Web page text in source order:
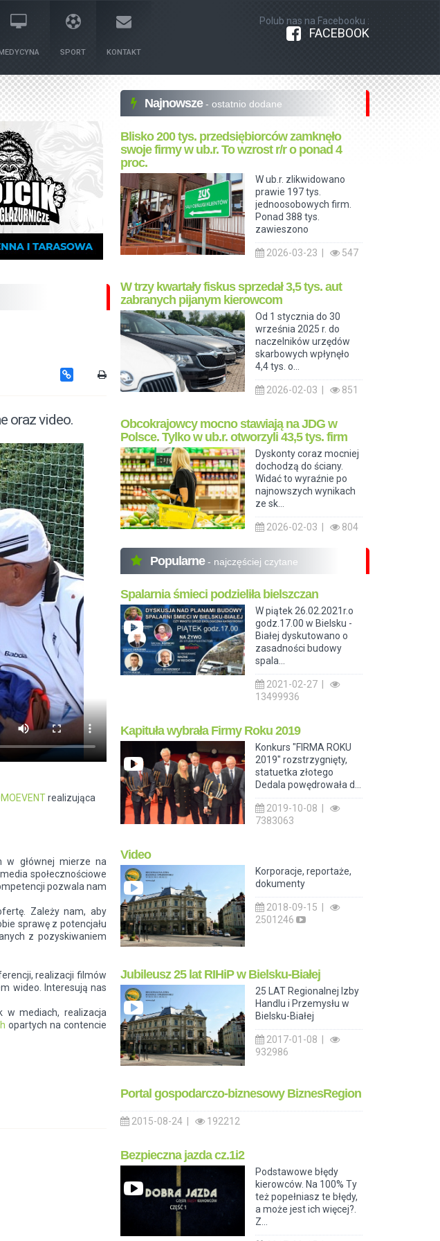
SPORT KONTAKT
Polub nas na Facebooku :
FACEBOOK
oraz video.
realizująca
w głównej mierze na
społecznościowe
pozwala nam
Zależy nam, aby
sprawę z potencjału
z pozyskiwaniem
realizacji filmów
wideo. Interesują nas
w mediach, realizacja
opartych na contencie
Najnowsze - ostatnio dodane
Blisko 200 tys. przedsiębiorców zamknęło
swoje firmy w ub.r. To wzrost r/r o ponad 4
proc.
W ub.r. zlikwidowano
prawie 197 tys.
jednoosobowych firm.
Ponad 388 tys.
zawieszono
2026-03-23 | 547
W trzy kwartały fiskus sprzedał 3,5 tys. aut
zabranych pijanym kierowcom
Od 1 stycznia do 30
września 2025 r. do
naczelników urzędów
skarbowych wpłynęło
4,4 tys. o...
2026-02-03 | 851
Obcokrajowcy mocno stawiają na JDG w
Polsce. Tylko w ub.r. otworzyli 43,5 tys. firm
Dyskonty coraz mocniej
dochodzą do ściany.
Widać to wyraźnie po
najnowszych wynikach
ze sk...
2026-02-03 | 804
Popularne - najczęściej czytane
Spalarnia śmieci podzieliła bielszczan
W piątek 26.02.2021r.o
godz.17.00 w Bielsku -
Białej dyskutowano o
zasadności budowy
spala...
2021-02-27 |
13499936
Kapituła wybrała Firmy Roku 2019
Konkurs "FIRMA ROKU
2019" rozstrzygnięty,
statuetka złotego
Dedala powędrowała d...
2019-10-08 |
7383063
Video
Korporacje, reportaże,
dokumenty
2018-09-15 |
2501246
Jubileusz 25 lat RIHiP w Bielsku-Białej
25 LAT Regionalnej Izby
Handlu i Przemysłu w
Bielsku-Białej
2017-01-08 |
932986
Portal gospodarczo-biznesowy BiznesRegion
2015-08-24 | 192212
Bezpieczna jazda cz.1i2
Podstawowe błędy
kierowców. Na 100% Ty
też popełniasz te błędy,
a może jest ich więcej?.
Z...